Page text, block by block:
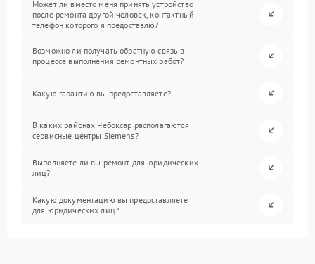
Может ли вместо меня принять устройство
после ремонта другой человек, контактный
телефон которого я предоставлю?
Возможно ли получать обратную связь в
процессе выполнения ремонтных работ?
Какую гарантию вы предоставляете?
В каких районах Чебоксар располагаются
сервисные центры Siemens?
Выполняете ли вы ремонт для юридических
лиц?
Какую документацию вы предоставляете
для юридических лиц?